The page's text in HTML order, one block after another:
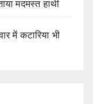
मदमस्त हाथी
में कटारिया भी